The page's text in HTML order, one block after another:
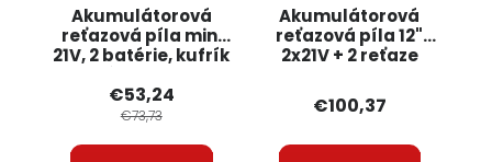
Akumulátorová
reťazová píla mini
21V, 2 batérie, kufrík
RTMPA0064 RED
TECHNIC
€53,24
€73,73
Akumulátorová
reťazová píla 12"
2x21V + 2 reťaze
TECHNIC
€100,37